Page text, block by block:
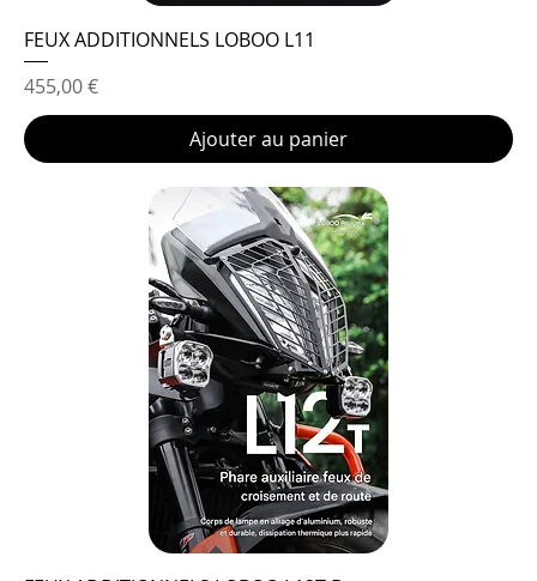
FEUX ADDITIONNELS LOBOO L11
Prix
455,00 €
Ajouter au panier